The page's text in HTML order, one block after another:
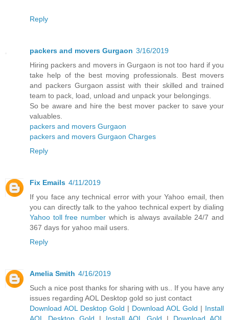
Reply
packers and movers Gurgaon 3/16/2019
Hiring packers and movers in Gurgaon is not too hard if you
take help of the best moving professionals. Best movers
and packers Gurgaon assist with their skilled and trained
team to pack, load, unload and unpack your belongings.
So be aware and hire the best mover packer to save your
valuables.
packers and movers Gurgaon
packers and movers Gurgaon Charges
Reply
Fix Emails 4/11/2019
If you face any technical error with your Yahoo email, then
you can directly talk to the yahoo technical expert by dialing
Yahoo toll free number which is always available 24/7 and
367 days for yahoo mail users.
Reply
Amelia Smith 4/16/2019
Such a nice post thanks for sharing with us.. If you have any
issues regarding AOL Desktop gold so just contact
Download AOL Desktop Gold | Download AOL Gold | Install
AOL Desktop Gold | Install AOL Gold | Download AOL